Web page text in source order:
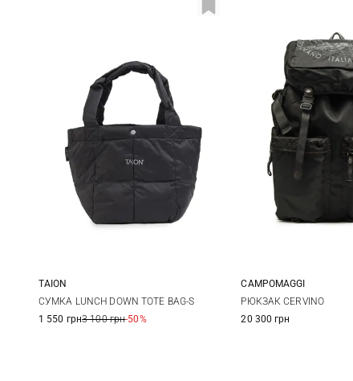
One Size
TAION
СУМКА LUNCH DOWN TOTE BAG-S
1 550 грн3 100 грн-50%
One Size
CAMPOMAGGI
РЮКЗАК CERVINO
20 300 грн